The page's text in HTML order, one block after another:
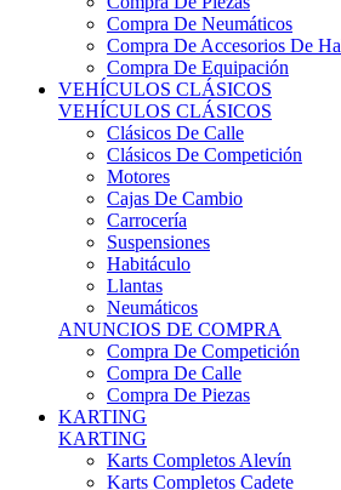
Compra De Accesorios De
Compra De Equipación
VEHÍCULOS CLÁSICOS
VEHÍCULOS CLÁSICOS
Clásicos De Calle
Clásicos De Competición
Motores
Cajas De Cambio
Carrocería
Suspensiones
Habitáculo
Llantas
Neumáticos
ANUNCIOS DE COMPRA
Compra De Competición
Compra De Calle
Compra De Piezas
KARTING
KARTING
Karts Completos Alevín
Karts Completos Cadete
Karts Completos Junior